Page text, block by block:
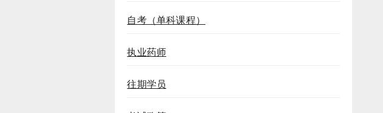
自考（单科课程）
执业药师
往期学员